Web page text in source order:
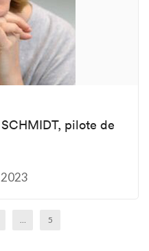
pilote de
… 5